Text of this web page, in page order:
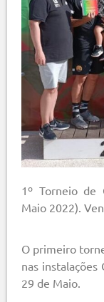
1º Torneio de
Maio 2022).
O primeiro
nas instalações
29 de Maio.